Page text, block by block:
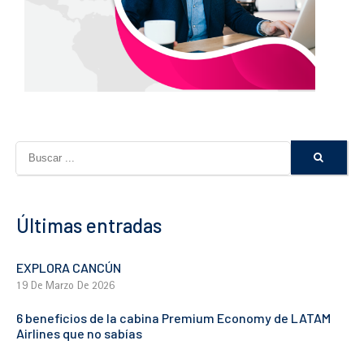
Últimas entradas
EXPLORA CANCÚN
19 De Marzo De 2026
6 beneficios de la cabina Premium Economy de LATAM
Airlines que no sabías